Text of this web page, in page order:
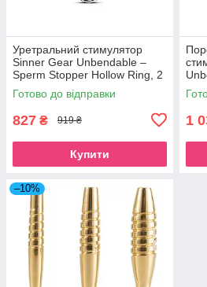
Уретральний стимулятор
Sinner Gear Unbendable –
Sperm Stopper Hollow Ring, 2
кільця (2,5 см та 3 см)
SO4581
Готово до відправки
827 ₴ 919 ₴
Купити
1
–10%